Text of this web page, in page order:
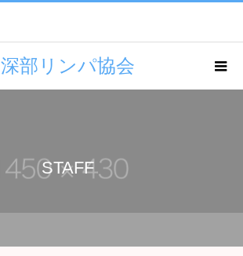
深部リンパ協会
STAFF